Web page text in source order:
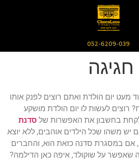
052-6209-039
מעט יום הולדת ואתם רוצים לפנק אותו
רוצים לעשות לו יום הולדת מושקע
בחשבון את האפשרות של סדנת
יש משהו שכל הילדים אוהבים, ללא יוצא
אם במסגרת סדנה כזאת הוא, והחברים
שאפשר על שוקולד, איפה כאן הדילמה?